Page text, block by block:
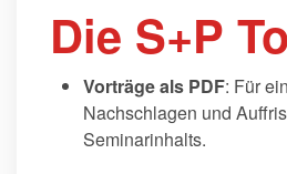
Die S+P
Vorträge als PDF: Für
Nachschlagen und
Seminarinhalts.